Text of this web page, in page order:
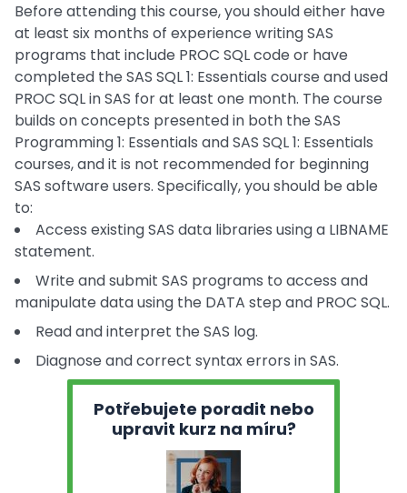
Before attending this course, you should either have
at least six months of experience writing SAS
programs that include PROC SQL code or have
completed the SAS SQL 1: Essentials course and used
PROC SQL in SAS for at least one month. The course
builds on concepts presented in both the SAS
Programming 1: Essentials and SAS SQL 1: Essentials
courses, and it is not recommended for beginning
SAS software users. Specifically, you should be able
to:
Access existing SAS data libraries using a LIBNAME
statement.
Write and submit SAS programs to access and
manipulate data using the DATA step and PROC SQL.
Read and interpret the SAS log.
Diagnose and correct syntax errors in SAS.
Potřebujete poradit nebo
upravit kurz na míru?